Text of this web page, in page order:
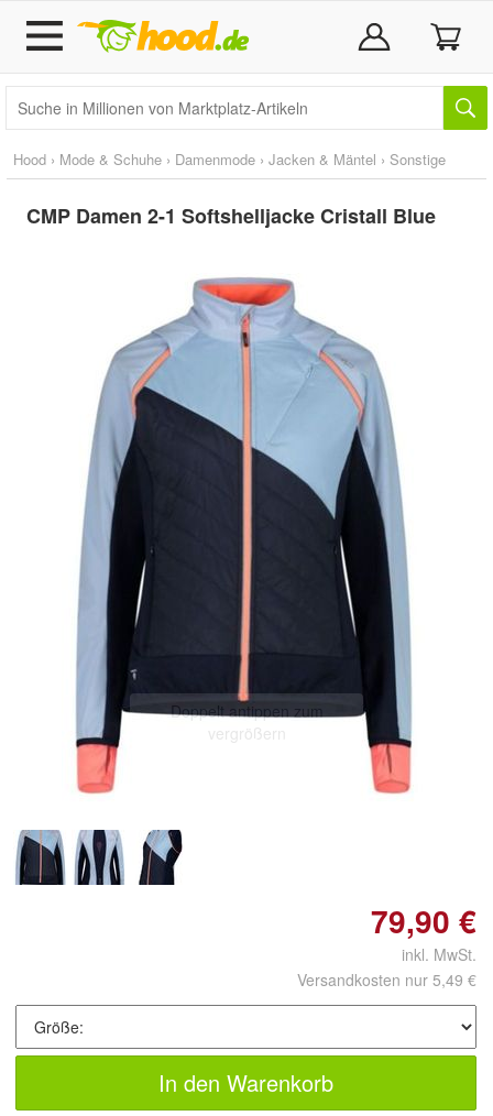
Hood › Mode & Schuhe › Damenmode › Jacken & Mäntel › Sonstige
CMP Damen 2-1 Softshelljacke Cristall Blue
Doppelt antippen zum
vergrößern
79,90 €
inkl. MwSt.
Versandkosten nur 5,49 €
In den Warenkorb